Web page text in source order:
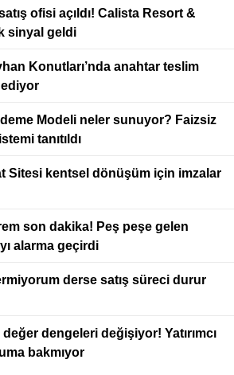
ofisi açıldı! Calista Resort &
sinyal geldi
Konutları’nda anahtar teslim
ediyor
Modeli neler sunuyor? Faizsiz
tanıtıldı
Sitesi kentsel dönüşüm için imzalar
son dakika! Peş peşe gelen
alarma geçirdi
derse satış süreci durur
dengeleri değişiyor! Yatırımcı
bakmıyor